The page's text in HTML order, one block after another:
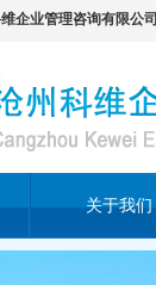
企业管理咨询有限公司
关于我们